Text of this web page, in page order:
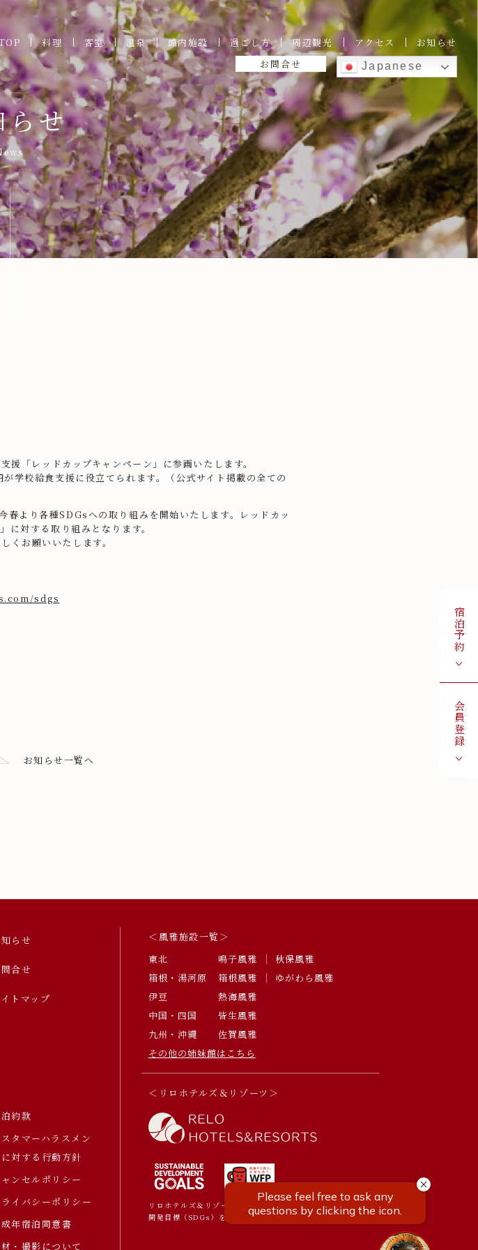
料理 客室 温泉 館内施設 過ごし方 周辺観光 アクセス
お知らせ
お問合せ
Japanese
宿泊予約
会員登録
らせ
「レッドカップキャンペーン」に参画いたします。
学校給食支援に役立てられます。（公式サイト掲載の全ての
春より各種SDGsへの取り組みを開始いたします。レッドカッ
に対する取り組みとなります。
くお願いいたします。
sdgs
お知らせ一覧へ
らせ
合せ
トマップ
約款
タマーハラスメン
に対する行動方針
ンセルポリシー
イバシーポリシー
年宿泊同意書
・撮影について
＜風雅施設一覧＞
東北
鳴子風雅
秋保風雅
箱根・湯河原
箱根風雅
ゆがわら風雅
伊豆
熱海風雅
中国・四国
皆生風雅
九州・沖縄
佐賀風雅
その他の姉妹館はこちら
＜リロホテルズ＆リゾーツ＞
リロホテルズ＆リゾーツは持続可能な
開発目標（SDGs）を支援しています。